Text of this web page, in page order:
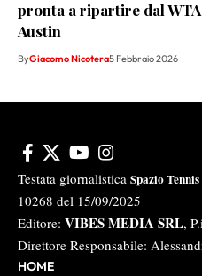
pronta a ripartire dal
Austin
ByGiacomo Nicotera5 Febbraio 2026
Testata giornalistica Spazio Tennis
10268 del 15/09/2025
Editore: VIBES MEDIA SRL,
Direttore Responsabile:
HOME